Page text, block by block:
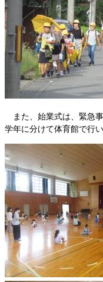
また、始業式は、緊急
学年に分けて体育館で行い